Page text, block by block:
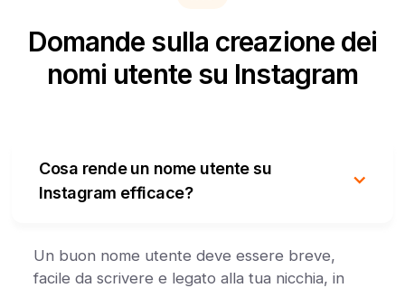
Domande sulla creazione dei
nomi utente su Instagram
Cosa rende un nome utente su
Instagram efficace?
Un buon nome utente deve essere breve,
facile da scrivere e legato alla tua nicchia, in